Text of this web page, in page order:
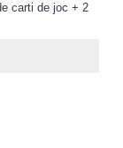
carti de joc + 2